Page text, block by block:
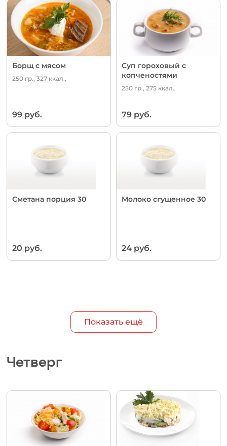
Борщ с мясом
250 гр., 327 ккал.,
99 руб.
Суп гороховый с
копченостями
250 гр., 275 ккал.,
79 руб.
Сметана порция 30
20 руб.
Молоко сгущенное 30
24 руб.
Показать ещё
Четверг